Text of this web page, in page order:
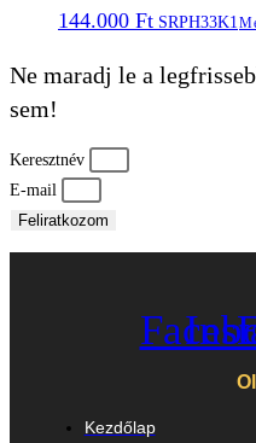
144.000 Ft SRPH33K1
Ne maradj le a
sem!
Keresztnév
E-mail
Feliratkozom
Kezdőlap